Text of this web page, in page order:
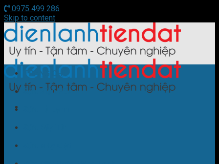
0975 499 286
Skip to content
TRANG CHỦ
Sửa Điều Hòa